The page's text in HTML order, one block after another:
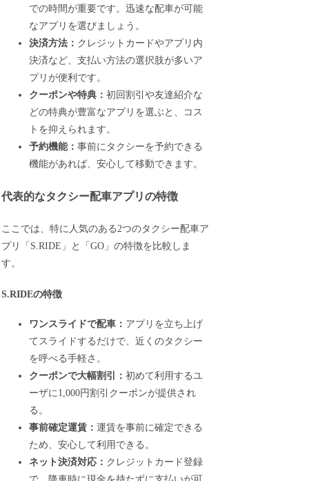
での時間が重要です。迅速な配車が可能
なアプリを選びましょう。
決済方法： クレジットカードやアプリ内
決済など、支払い方法の選択肢が多いア
プリが便利です。
クーポンや特典：初回割引や友達紹介な
どの特典が豊富なアプリを選ぶと、コス
トを抑えられます。
予約機能：事前にタクシーを予約できる
機能があれば、安心して移動できます。
代表的なタクシー配車アプリの特徴
ここでは、特に人気のある2つのタクシー配車ア
プリ「S.RIDE」と「GO」の特徴を比較しま
す。
S.RIDEの特徴
ワンスライドで配車： アプリを立ち上げ
てスライドするだけで、近くのタクシー
を呼べる手軽さ。
クーポンで大幅割引：初めて利用するユ
ーザに1,000円割引クーポンが提供され
る。
事前確定運賃：運賃を事前に確定できる
ため、安心して利用できる。
ネット決済対応： クレジットカード登録